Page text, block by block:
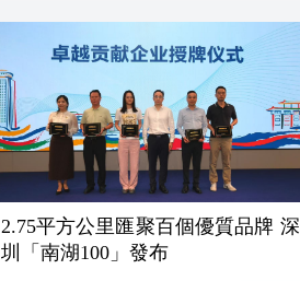
2.75平方公里匯聚百個優質品牌 深
圳「南湖100」發布